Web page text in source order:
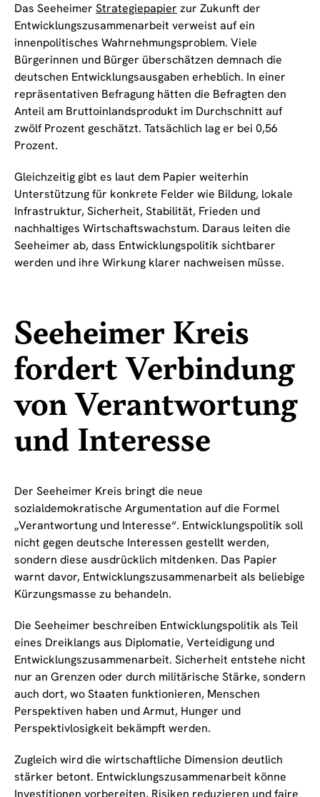
Das Seeheimer Strategiepapier zur Zukunft der
Entwicklungszusammenarbeit verweist auf ein
innenpolitisches Wahrnehmungsproblem. Viele
Bürgerinnen und Bürger überschätzen demnach die
deutschen Entwicklungsausgaben erheblich. In einer
repräsentativen Befragung hätten die Befragten den
Anteil am Bruttoinlandsprodukt im Durchschnitt auf
zwölf Prozent geschätzt. Tatsächlich lag er bei 0,56
Prozent.
Gleichzeitig gibt es laut dem Papier weiterhin
Unterstützung für konkrete Felder wie Bildung, lokale
Infrastruktur, Sicherheit, Stabilität, Frieden und
nachhaltiges Wirtschaftswachstum. Daraus leiten die
Seeheimer ab, dass Entwicklungspolitik sichtbarer
werden und ihre Wirkung klarer nachweisen müsse.
Seeheimer Kreis
fordert Verbindung
von Verantwortung
und Interesse
Der Seeheimer Kreis bringt die neue
sozialdemokratische Argumentation auf die Formel
„Verantwortung und Interesse“. Entwicklungspolitik soll
nicht gegen deutsche Interessen gestellt werden,
sondern diese ausdrücklich mitdenken. Das Papier
warnt davor, Entwicklungszusammenarbeit als beliebige
Kürzungsmasse zu behandeln.
Die Seeheimer beschreiben Entwicklungspolitik als Teil
eines Dreiklangs aus Diplomatie, Verteidigung und
Entwicklungszusammenarbeit. Sicherheit entstehe nicht
nur an Grenzen oder durch militärische Stärke, sondern
auch dort, wo Staaten funktionieren, Menschen
Perspektiven haben und Armut, Hunger und
Perspektivlosigkeit bekämpft werden.
Zugleich wird die wirtschaftliche Dimension deutlich
stärker betont. Entwicklungszusammenarbeit könne
Investitionen vorbereiten, Risiken reduzieren und faire